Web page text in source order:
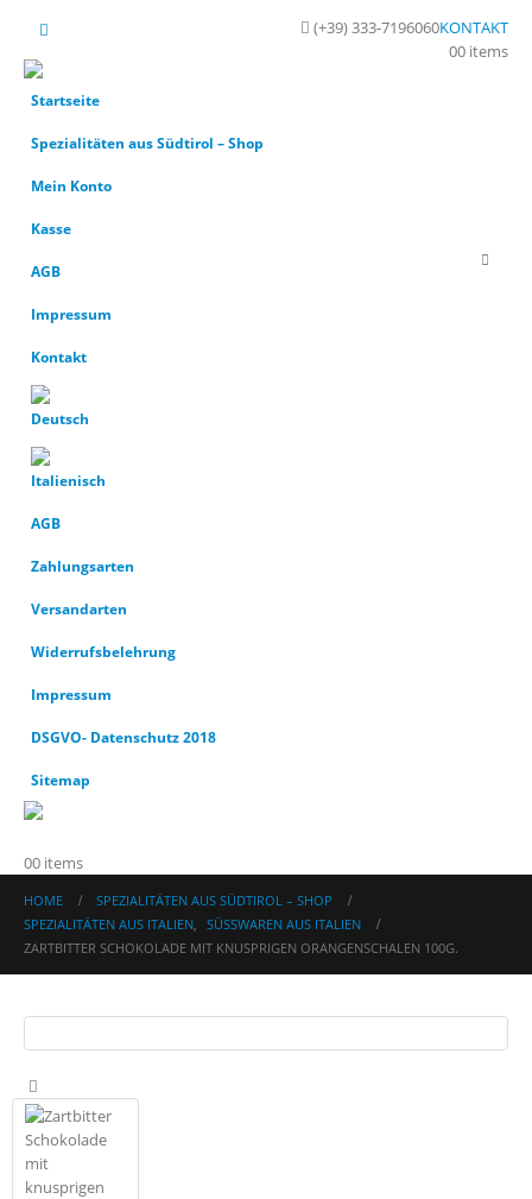
(+39) 333-7196060KONTAKT
00 items
Startseite
Spezialitäten aus Südtirol – Shop
Mein Konto
Kasse
AGB
Impressum
Kontakt
AGB
Zahlungsarten
Versandarten
Widerrufsbelehrung
Impressum
DSGVO- Datenschutz 2018
Sitemap
00 items
HOME
SPEZIALITÄTEN AUS SÜDTIROL – SHOP
SPEZIALITÄTEN AUS ITALIEN, SÜSSWAREN AUS ITALIEN
ZARTBITTER SCHOKOLADE MIT KNUSPRIGEN ORANGENSCHALEN 100G.